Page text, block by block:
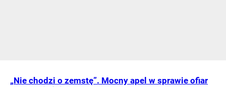
„Nie chodzi o zemstę”. Mocny apel w sprawie ofiar